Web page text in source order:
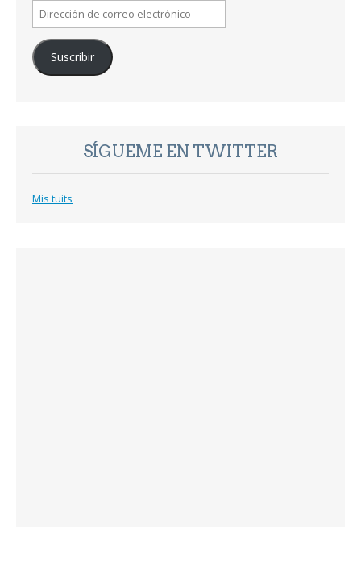
Dirección
de
correo
electrónico
Suscribir
SÍGUEME EN TWITTER
Mis tuits